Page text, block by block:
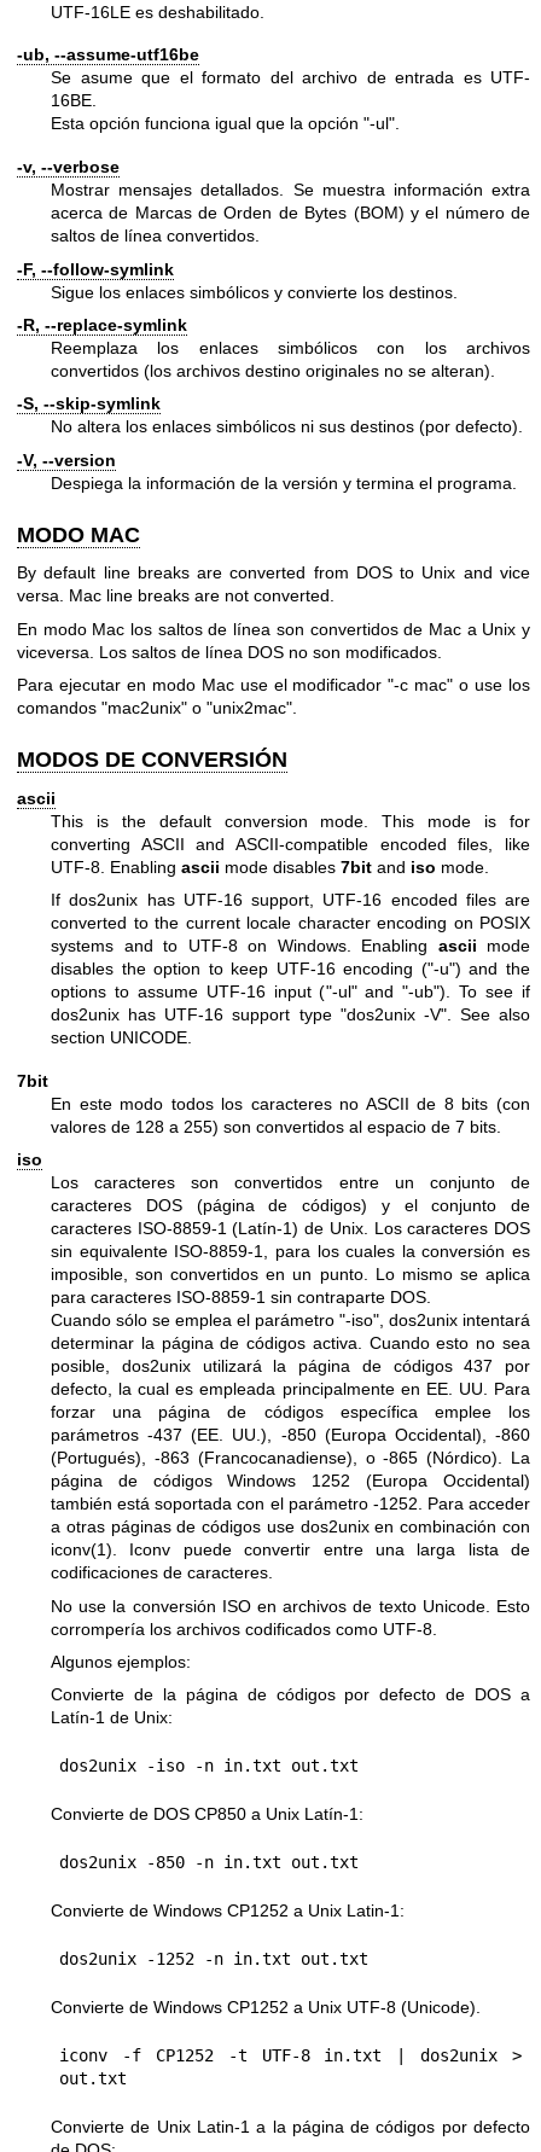
UTF-16LE es deshabilitado.
-ub, --assume-utf16be
Se asume que el formato del archivo de entrada es UTF-
16BE.
Esta opción funciona igual que la opción "-ul".
-v, --verbose
Mostrar mensajes detallados. Se muestra información extra
acerca de Marcas de Orden de Bytes (BOM) y el número de
saltos de línea convertidos.
-F, --follow-symlink
Sigue los enlaces simbólicos y convierte los destinos.
-R, --replace-symlink
Reemplaza los enlaces simbólicos con los archivos
convertidos (los archivos destino originales no se alteran).
-S, --skip-symlink
No altera los enlaces simbólicos ni sus destinos (por defecto).
-V, --version
Despiega la información de la versión y termina el programa.
MODO MAC
By default line breaks are converted from DOS to Unix and vice
versa. Mac line breaks are not converted.
En modo Mac los saltos de línea son convertidos de Mac a Unix y
viceversa. Los saltos de línea DOS no son modificados.
Para ejecutar en modo Mac use el modificador"-c mac" o use los
comandos "mac2unix" o "unix2mac"
MODOS DE CONVERSIÓN
ascii
This is the default conversion mode. This mode is for
converting ASCII and ASCII-compatible encoded files, like
UTF-8. Enabling ascii mode disables 7bit and iso mode.
If dos2unix has UTF-16 support, UTF-16 encoded files are
converted to the current locale character encoding on POSIX
systems and to UTF-8 on Windows. Enabling ascii mode
disables the option to keep UTF-16 encoding ("-u") and the
options to assume UTF-16 input ("-ul"and"-ub"). To see if
dos2unix has UTF-16 support type "dos2unix -V". See also
section UNICODE.
7bit
En este modo todos los caracteres no ASCII de 8 bits (con
valores de 128 a 255) son convertidos al espacio de 7 bits.
iso
Los caracteres son convertidos entre un conjunto de
caracteres DOS (página de códigos) y el conjunto de
caracteres ISO-8859-1 (Latín-1) de Unix. Los caracteres DOS
sin equivalente ISO-8859-1, para los cuales la conversión es
imposible, son convertidos en un punto. Lo mismo se aplica
para caracteres ISO-8859-1 sin contraparte DOS.
Cuando sólo se emplea el parámetro "-iso" , dos2unix intentará
determinar la página de códigos activa. Cuando esto no sea
posible, dos2unix utilizará la página de códigos 437 por
defecto, la cual es empleada principalmente en EE. UU. Para
forzar una página de códigos específica emplee los
parámetros-437 (EE. UU.), -850(Europa Occidental),-860
(Portugués), -863 (Francocanadiense), o-865 (Nórdico). La
página de códigos Windows 1252 (Europa Occidental)
también está soportada con el parámetro -1252 . Para acceder
a otras páginas de códigos use dos2unix en combinación con
iconv(1) . Iconv puede convertir entre una larga lista de
codificaciones de caracteres.
No use la conversión ISO en archivos de texto Unicode. Esto
corrompería los archivos codificados como UTF-8.
Algunos ejemplos:
Convierte de la página de códigos por defecto de DOS a
Latín-1 de Unix:
Convierte de DOS CP850 a Unix Latín-1:
Convierte de Windows CP1252 a Unix Latin-1:
Convierte de Windows CP1252 a Unix UTF-8 (Unicode).
iconv -f CP1252 -t UTF-8 in.txt | dos2unix >
Convierte de Unix Latin-1 a la página de códigos por defecto